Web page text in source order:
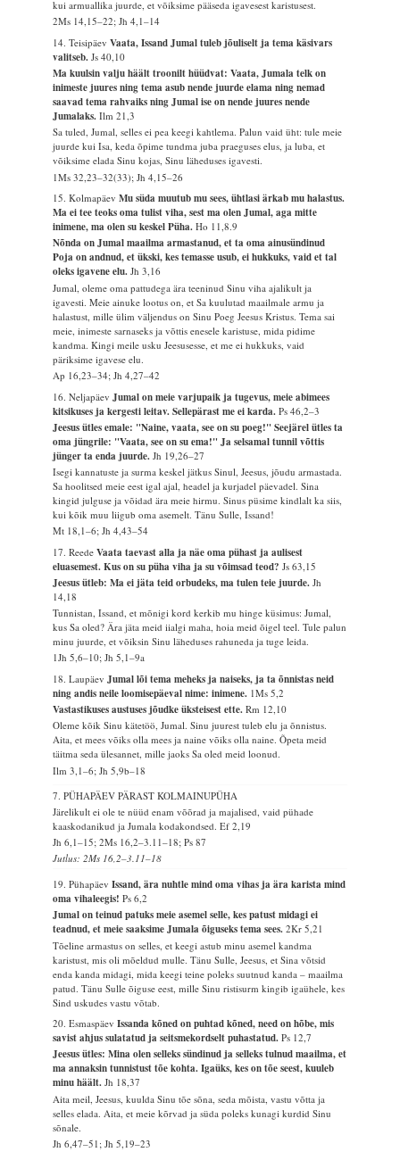
kui armuallika juurde, et võiksime pääseda igavesest karistusest.
2Ms 14,15–22; Jh 4,1–14
14. TeisipäevVaata, Issand Jumal tuleb jõuliselt ja tema käsivars
valitseb.Js 40,10
Ma kuulsin valju häält troonilt hüüdvat: Vaata, Jumala telk on
inimeste juures ning tema asub nende juurde elama ning nemad
saavad tema rahvaiks ning Jumal ise on nende juures nende
Jumalaks.Ilm 21,3
Sa tuled, Jumal, selles ei pea keegi kahtlema. Palun vaid üht: tule meie
juurde kui Isa, keda õpime tundma juba praeguses elus, ja luba, et
võiksime elada Sinu kojas, Sinu läheduses igavesti.
1Ms 32,23–32(33); Jh 4,15–26
15. KolmapäevMu süda muutub mu sees, ühtlasi ärkab mu halastus.
Ma ei tee teoks oma tulist viha, sest ma olen Jumal, aga mitte
inimene, ma olen su keskel Püha.Ho 11,8.9
Nõnda on Jumal maailma armastanud, et ta oma ainusündinud
Poja on andnud, et ükski, kes temasse usub, ei hukkuks, vaid et tal
oleks igavene elu.Jh 3,16
Jumal, oleme oma pattudega ära teeninud Sinu viha ajalikult ja
igavesti. Meie ainuke lootus on, et Sa kuulutad maailmale armu ja
halastust, mille ülim väljendus on Sinu Poeg Jeesus Kristus. Tema sai
meie, inimeste sarnaseks ja võttis enesele karistuse, mida pidime
kandma. Kingi meile usku Jeesusesse, et me ei hukkuks, vaid
päriksime igavese elu.
Ap 16,23–34; Jh 4,27–42
16. NeljapäevJumal on meie varjupaik ja tugevus, meie abimees
kitsikuses ja kergesti leitav. Sellepärast me ei karda.Ps 46,2–3
Jeesus ütles emale: "Naine, vaata, see on su poeg!" Seejärel ütles ta
oma jüngrile: "Vaata, see on su ema!" Ja selsamal tunnil võttis
jünger ta enda juurde.Jh 19,26–27
Isegi kannatuste ja surma keskel jätkus Sinul, Jeesus, jõudu armastada.
Sa hoolitsed meie eest igal ajal, headel ja kurjadel päevadel. Sina
kingid julguse ja võidad ära meie hirmu. Sinus püsime kindlalt ka siis,
kui kõik muu liigub oma asemelt. Tänu Sulle, Issand!
Mt 18,1–6; Jh 4,43–54
17. ReedeVaata taevast alla ja näe oma pühast ja aulisest
eluasemest. Kus on su püha viha ja su võimsad teod?Js 63,15
Jeesus ütleb: Ma ei jäta teid orbudeks, ma tulen teie juurde.Jh
14,18
Tunnistan, Issand, et mõnigi kord kerkib mu hinge küsimus: Jumal,
kus Sa oled? Ära jäta meid iialgi maha, hoia meid õigel teel. Tule palun
minu juurde, et võiksin Sinu läheduses rahuneda ja tuge leida.
1Jh 5,6–10; Jh 5,1–9a
18. LaupäevJumal lõi tema meheks ja naiseks, ja ta õnnistas neid
ning andis neile loomisepäeval nime: inimene. 1Ms 5,2
Vastastikuses austuses jõudke üksteisest ette.Rm 12,10
Oleme kõik Sinu kätetöö, Jumal. Sinu juurest tuleb elu ja õnnistus.
Aita, et mees võiks olla mees ja naine võiks olla naine. Õpeta meid
täitma seda ülesannet, mille jaoks Sa oled meid loonud.
Ilm 3,1–6; Jh 5,9b–18
7. PÜHAPÄEV PÄRAST KOLMAINUPÜHA
Järelikult ei ole te nüüd enam võõrad ja majalised, vaid pühade
kaaskodanikud ja Jumala kodakondsed.Ef 2,19
Jh 6,1–15; 2Ms 16,2–3.11–18; Ps 87
Jutlus: 2Ms 16,2–3.11–18
19. PühapäevIssand, ära nuhtle mind oma vihas ja ära karista mind
oma vihaleegis!Ps 6,2
Jumal on teinud patuks meie asemel selle, kes patust midagi ei
teadnud, et meie saaksime Jumala õiguseks tema sees.2Kr 5,21
Tõeline armastus on selles, et keegi astub minu asemel kandma
karistust, mis oli mõeldud mulle. Tänu Sulle, Jeesus, et Sina võtsid
enda kanda midagi, mida keegi teine poleks suutnud kanda – maailma
patud. Tänu Sulle õiguse eest, mille Sinu ristisurm kingib igaühele, kes
Sind uskudes vastu võtab.
20. EsmaspäevIssanda kõned on puhtad kõned, need on hõbe, mis
savist ahjus sulatatud ja seitsmekordselt puhastatud.Ps 12,7
Jeesus ütles: Mina olen selleks sündinud ja selleks tulnud maailma, et
ma annaksin tunnistust tõe kohta. Igaüks, kes on tõe seest, kuuleb
minu häält.Jh 18,37
Aita meil, Jeesus, kuulda Sinu tõe sõna, seda mõista, vastu võtta ja
selles elada. Aita, et meie kõrvad ja süda poleks kunagi kurdid Sinu
sõnale.
Jh 6,47–51; Jh 5,19–23